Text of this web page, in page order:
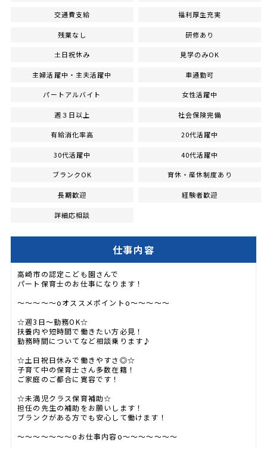
交通費支給 福利厚生充実
残業なし 研修あり
土日祝休み 見学のみOK
主婦活躍中・主夫活躍中 車通勤可
パートアルバイト 女性活躍中
週３日以上 社会保険完備
有給消化率高 20代活躍中
30代活躍中 40代活躍中
ブランクOK 育休・産休制度あり
長期歓迎 経験者歓迎
詳細応相談
仕事内容
高崎市の認定こども園さんで
パート保育士のお仕事になります！
～～～～～oオススメポイントo～～～～～
☆週3日～勤務OK☆
扶養内や短時間で働きたい方必見！
勤務時間についてなど相談乗ります♪
☆土日祝日休みで働きやすさ◎☆
子育て中の保育士さん多数在籍！
ご家庭のご都合に寛容です！
☆未満児クラス保育補助☆
担任の先生の補助をお願いします！
ブランクがある方でも安心して働けます！
～～～～～～～oお仕事内容o～～～～～～～